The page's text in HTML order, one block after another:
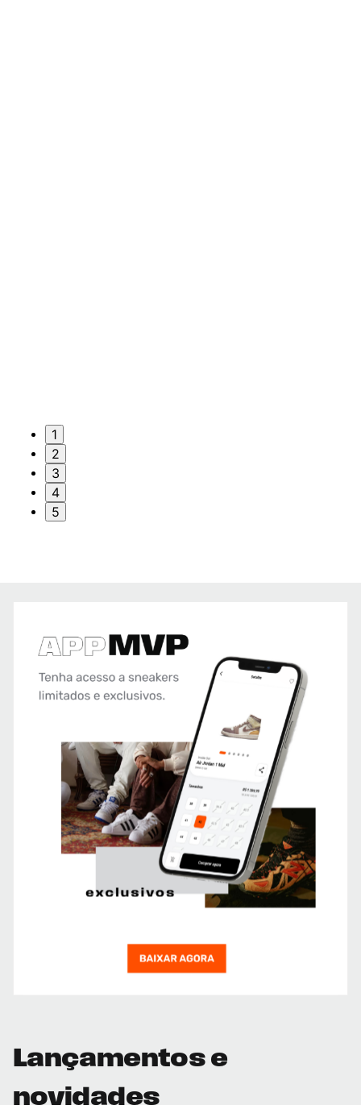
1
2
3
4
5
Lançamentos e
novidades